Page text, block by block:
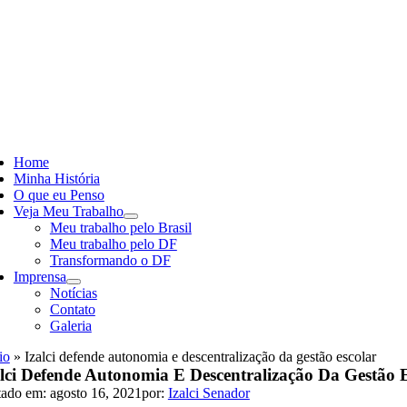
Home
Minha História
O que eu Penso
Veja Meu Trabalho
Meu trabalho pelo Brasil
Meu trabalho pelo DF
Transformando o DF
Imprensa
Notícias
Contato
Galeria
» Izalci defende autonomia e descentralização da gestão escolar
Defende Autonomia E Descentralização Da Gestão
em: agosto 16, 2021por: Izalci Senador